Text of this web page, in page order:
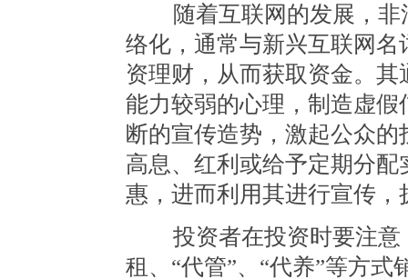
随着互联网的发展，非
络化，通常与新兴互联网
资理财，从而获取资金。
能力较弱的心理，制造虚
断的宣传造势，激起公众
高息、红利或给予定期分
惠，进而利用其进行宣传
投资者在投资时要注意
租、“代管”、“代养”等方